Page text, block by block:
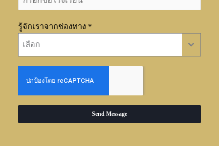
รู้จักเราจากช่องทาง *
เลือก
Send Message